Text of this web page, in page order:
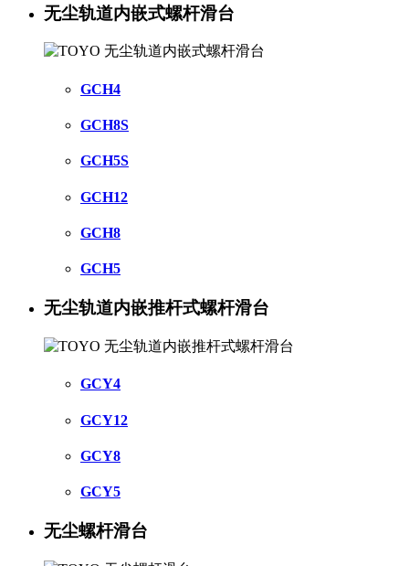
无尘轨道内嵌式螺杆滑台
GCH4
GCH8S
GCH5S
GCH12
GCH8
GCH5
无尘轨道内嵌推杆式螺杆滑台
GCY4
GCY12
GCY8
GCY5
无尘螺杆滑台